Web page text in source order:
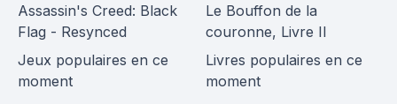
Assassin's Creed: Black
Flag - Resynced
Jeux populaires en ce
moment
Le Bouffon de la
couronne, Livre II
Livres populaires en ce
moment